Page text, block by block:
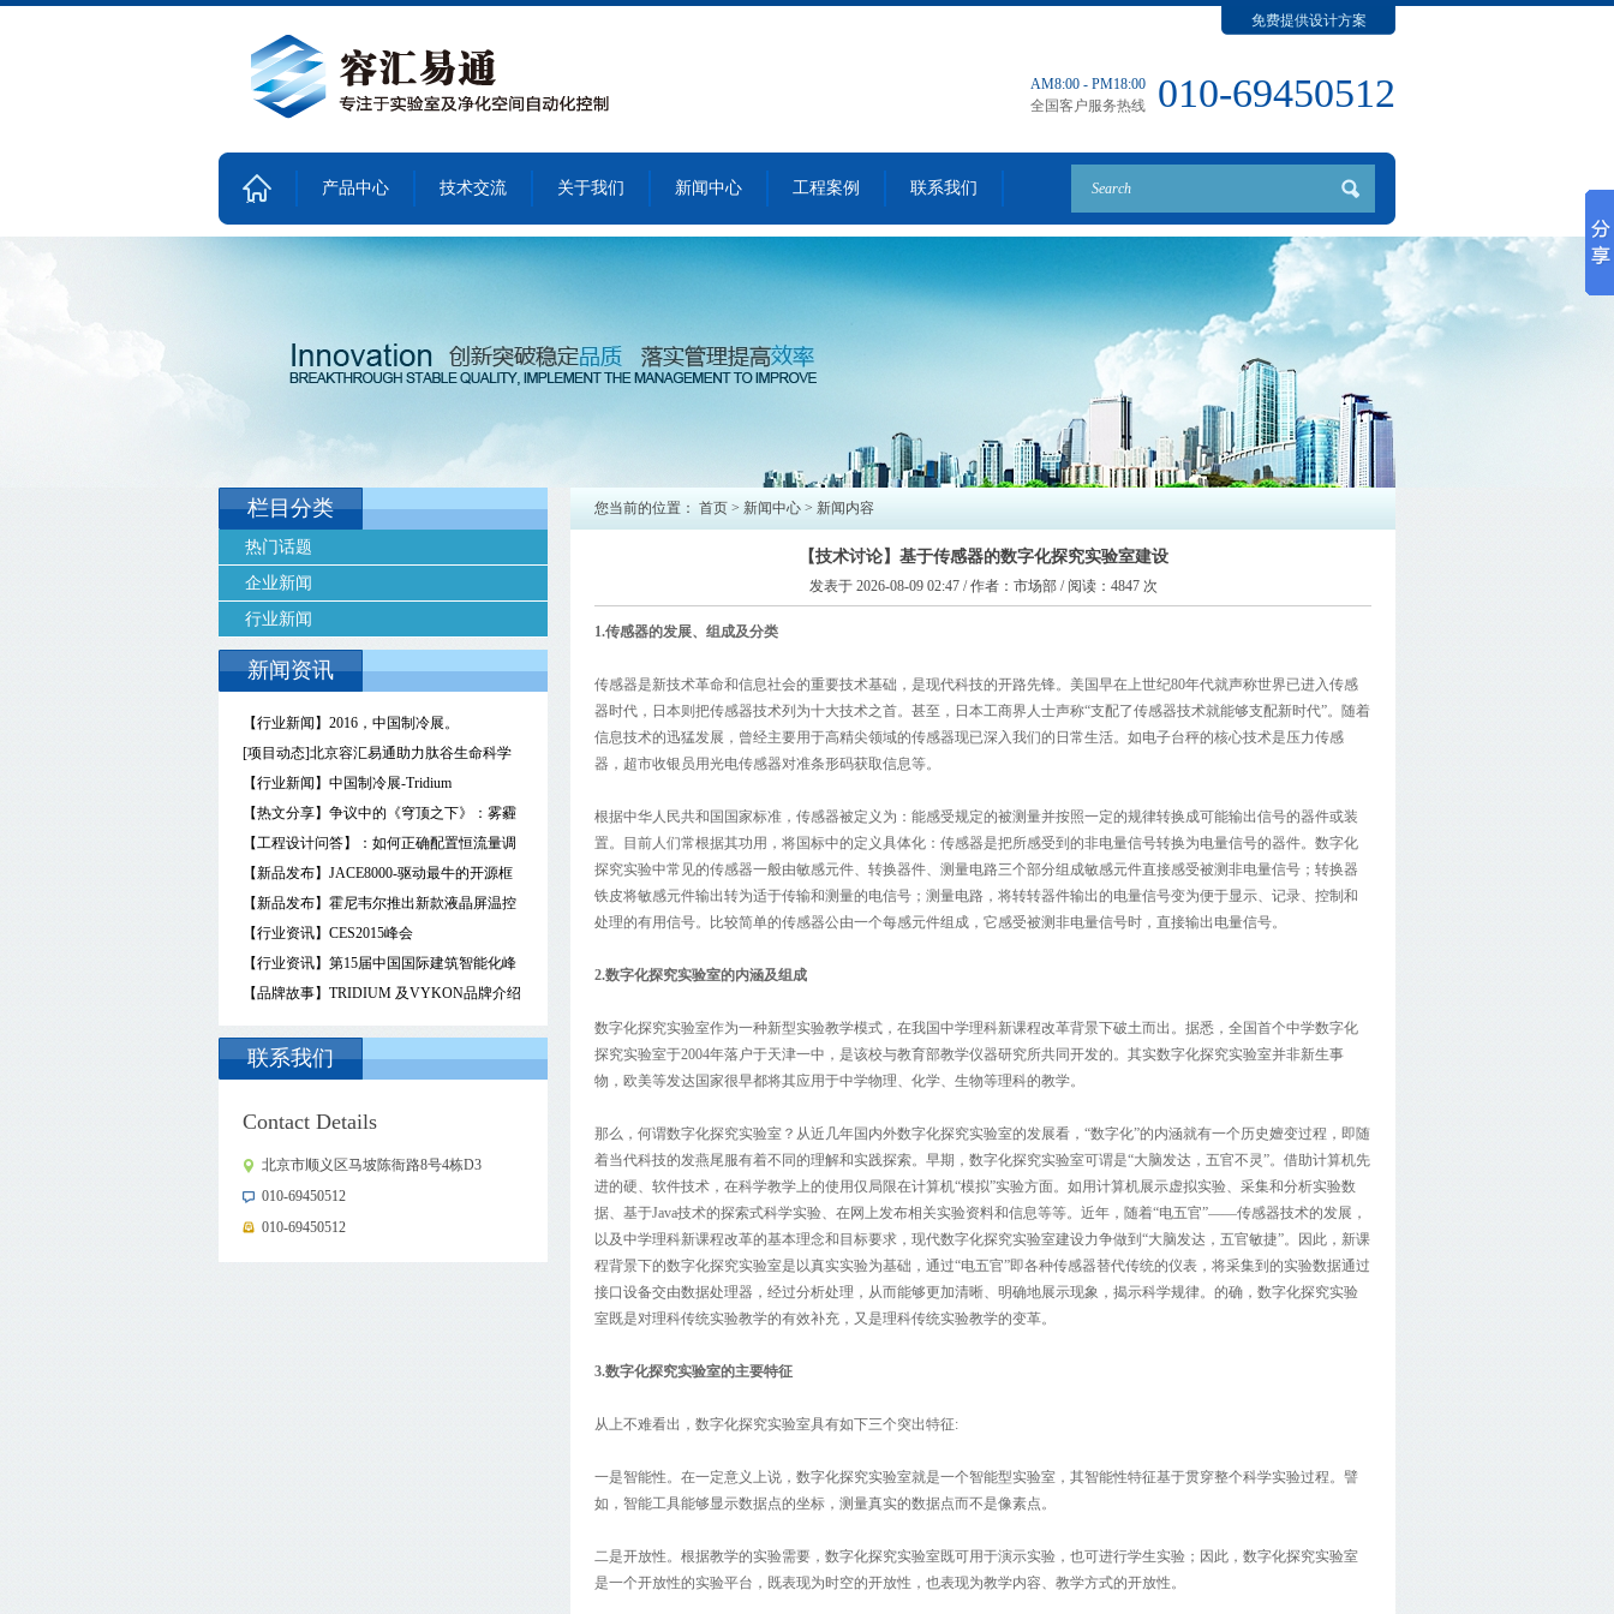
免费提供设计方案
010-69450512
AM8:00 - PM18:00
全国客户服务热线
产品中心 技术交流 关于我们 新闻中心 工程案例 联系我们
您当前的位置： 首页 > 新闻中心 > 新闻内容
【技术讨论】基于传感器的数字化探究实验室建设
发表于 2026-08-09 02:47 / 作者：市场部 / 阅读：4847 次
1.传感器的发展、组成及分类
传感器是新技术革命和信息社会的重要技术基础，是现代科技的开路先锋。美国早在上世纪80年代就声称世界已进入传感
器时代，日本则把传感器技术列为十大技术之首。甚至，日本工商界人士声称“支配了传感器技术就能够支配新时代”。随着
信息技术的迅猛发展，曾经主要用于高精尖领域的传感器现已深入我们的日常生活。如电子台秤的核心技术是压力传感
器，超市收银员用光电传感器对准条形码获取信息等。
根据中华人民共和国国家标准，传感器被定义为：能感受规定的被测量并按照一定的规律转换成可能输出信号的器件或装
置。目前人们常根据其功用，将国标中的定义具体化：传感器是把所感受到的非电量信号转换为电量信号的器件。数字化
探究实验中常见的传感器一般由敏感元件、转换器件、测量电路三个部分组成敏感元件直接感受被测非电量信号；转换器
铁皮将敏感元件输出转为适于传输和测量的电信号；测量电路，将转转器件输出的电量信号变为便于显示、记录、控制和
处理的有用信号。比较简单的传感器公由一个每感元件组成，它感受被测非电量信号时，直接输出电量信号。
2.数字化探究实验室的内涵及组成
数字化探究实验室作为一种新型实验教学模式，在我国中学理科新课程改革背景下破土而出。据悉，全国首个中学数字化
探究实验室于2004年落户于天津一中，是该校与教育部教学仪器研究所共同开发的。其实数字化探究实验室并非新生事
物，欧美等发达国家很早都将其应用于中学物理、化学、生物等理科的教学。
那么，何谓数字化探究实验室？从近几年国内外数字化探究实验室的发展看，“数字化”的内涵就有一个历史嬗变过程，即随
着当代科技的发燕尾服有着不同的理解和实践探索。早期，数字化探究实验室可谓是“大脑发达，五官不灵”。借助计算机先
进的硬、软件技术，在科学教学上的使用仅局限在计算机“模拟”实验方面。如用计算机展示虚拟实验、采集和分析实验数
据、基于Java技术的探索式科学实验、在网上发布相关实验资料和信息等等。近年，随着“电五官”——传感器技术的发展，
以及中学理科新课程改革的基本理念和目标要求，现代数字化探究实验室建设力争做到“大脑发达，五官敏捷”。因此，新课
程背景下的数字化探究实验室是以真实实验为基础，通过“电五官”即各种传感器替代传统的仪表，将采集到的实验数据通过
接口设备交由数据处理器，经过分析处理，从而能够更加清晰、明确地展示现象，揭示科学规律。的确，数字化探究实验
室既是对理科传统实验教学的有效补充，又是理科传统实验教学的变革。
3.数字化探究实验室的主要特征
从上不难看出，数字化探究实验室具有如下三个突出特征:
一是智能性。在一定意义上说，数字化探究实验室就是一个智能型实验室，其智能性特征基于贯穿整个科学实验过程。譬
如，智能工具能够显示数据点的坐标，测量真实的数据点而不是像素点。
二是开放性。根据教学的实验需要，数字化探究实验室既可用于演示实验，也可进行学生实验；因此，数字化探究实验室
是一个开放性的实验平台，既表现为时空的开放性，也表现为教学内容、教学方式的开放性。
栏目分类
热门话题
企业新闻
行业新闻
新闻资讯
【行业新闻】2016，中国制冷展。
[项目动态]北京容汇易通助力肽谷生命科学
园抢占未来生物医药研究领域至高点
【行业新闻】中国制冷展-Tridium
【热文分享】争议中的《穹顶之下》：雾霾
存在于空气，还是人心？
【工程设计问答】：如何正确配置恒流量调
节阀和恒压差调节阀？
【新品发布】JACE8000-驱动最牛的开源框
架【新品发布】霍尼韦尔推出新款液晶屏温控
器【行业资讯】CES2015峰会
【行业资讯】第15届中国国际建筑智能化峰
会【品牌故事】TRIDIUM 及VYKON品牌介绍
联系我们
Contact Details
北京市顺义区马坡陈衙路8号4栋D3
010-69450512
010-69450512